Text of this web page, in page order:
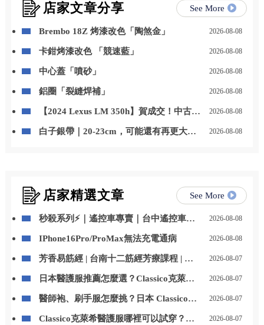
店家文章分享 See More
Brembo 18Z 烤漆改色「陶煞金」 2026-08-08
卡鉗烤漆改色 「競速藍」 2026-08-08
中心蓋「噴砂」 2026-08-08
鋁圈「裂縫焊補」 2026-08-08
【2024 Lexus LM 350h】賀成交！中古車
購
2026-08-08
白子銀帶｜20-23cm，可能還有再更大一
2026-08-08
店家精選文章 See More
秒殺系列⚡｜遙控車專賣｜台中遙控車專
2026-08-08
IPhone16Pro/ProMax無法充電通病 2026-08-08
芳香易筋經 | 台南十二筋經芳療課程 | 台
2026-08-07
日本醫護服推薦怎麼選？Classico克萊希
2026-08-07
醫師袍、刷手服怎麼挑？日本 Classico克
2026-08-07
Classico克萊希醫護服哪裡可以試穿？
2026-08-07